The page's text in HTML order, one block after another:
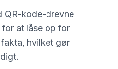
QR-kode-drevne
for at låse op for
hvilket gør